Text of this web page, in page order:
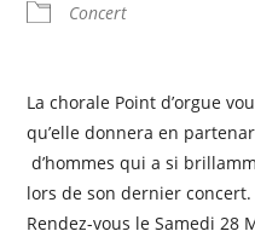
Concert
La chorale Point d’orgue
qu’elle donnera en
d’hommes qui a si
lors de son dernier concert.
Rendez-vous le Samedi 28